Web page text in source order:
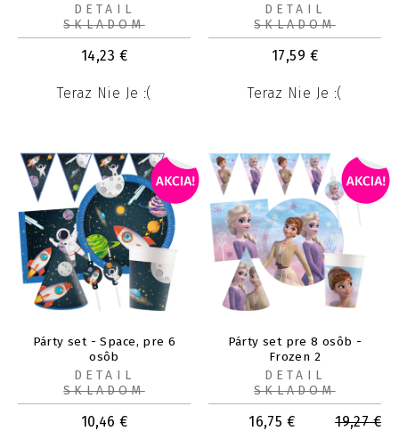
14,23 €
Teraz Nie Je :(
DETAIL
SKLADOM
17,59 €
Teraz Nie Je :(
DETAIL
SKLADOM
Párty set - Space, pre 6
osôb
10,46 €
DETAIL
SKLADOM
Párty set pre 8 osôb -
Frozen 2
16,75 € 19,27€
DETAIL
SKLADOM